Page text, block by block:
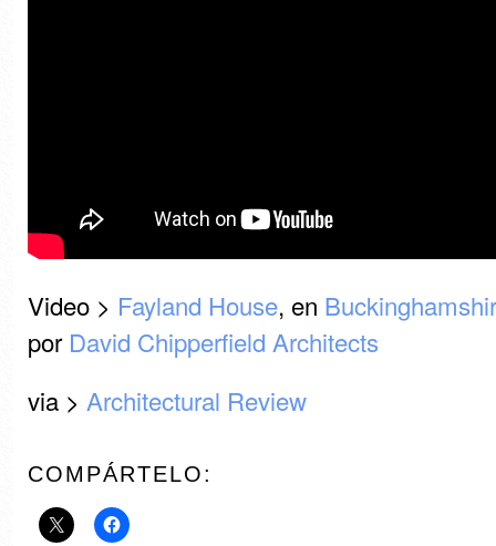
Video > Fayland House, en
por David Chipperfield Architects
via > Architectural Review
COMPÁRTELO: